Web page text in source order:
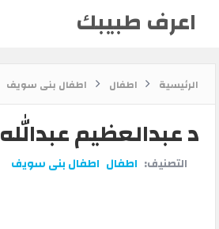
اعرف طبيبك
الرئيسية اطفال اطفال بنى سويف
د عبدالعظيم عبدالله
التصنيف: اطفال اطفال بنى سويف